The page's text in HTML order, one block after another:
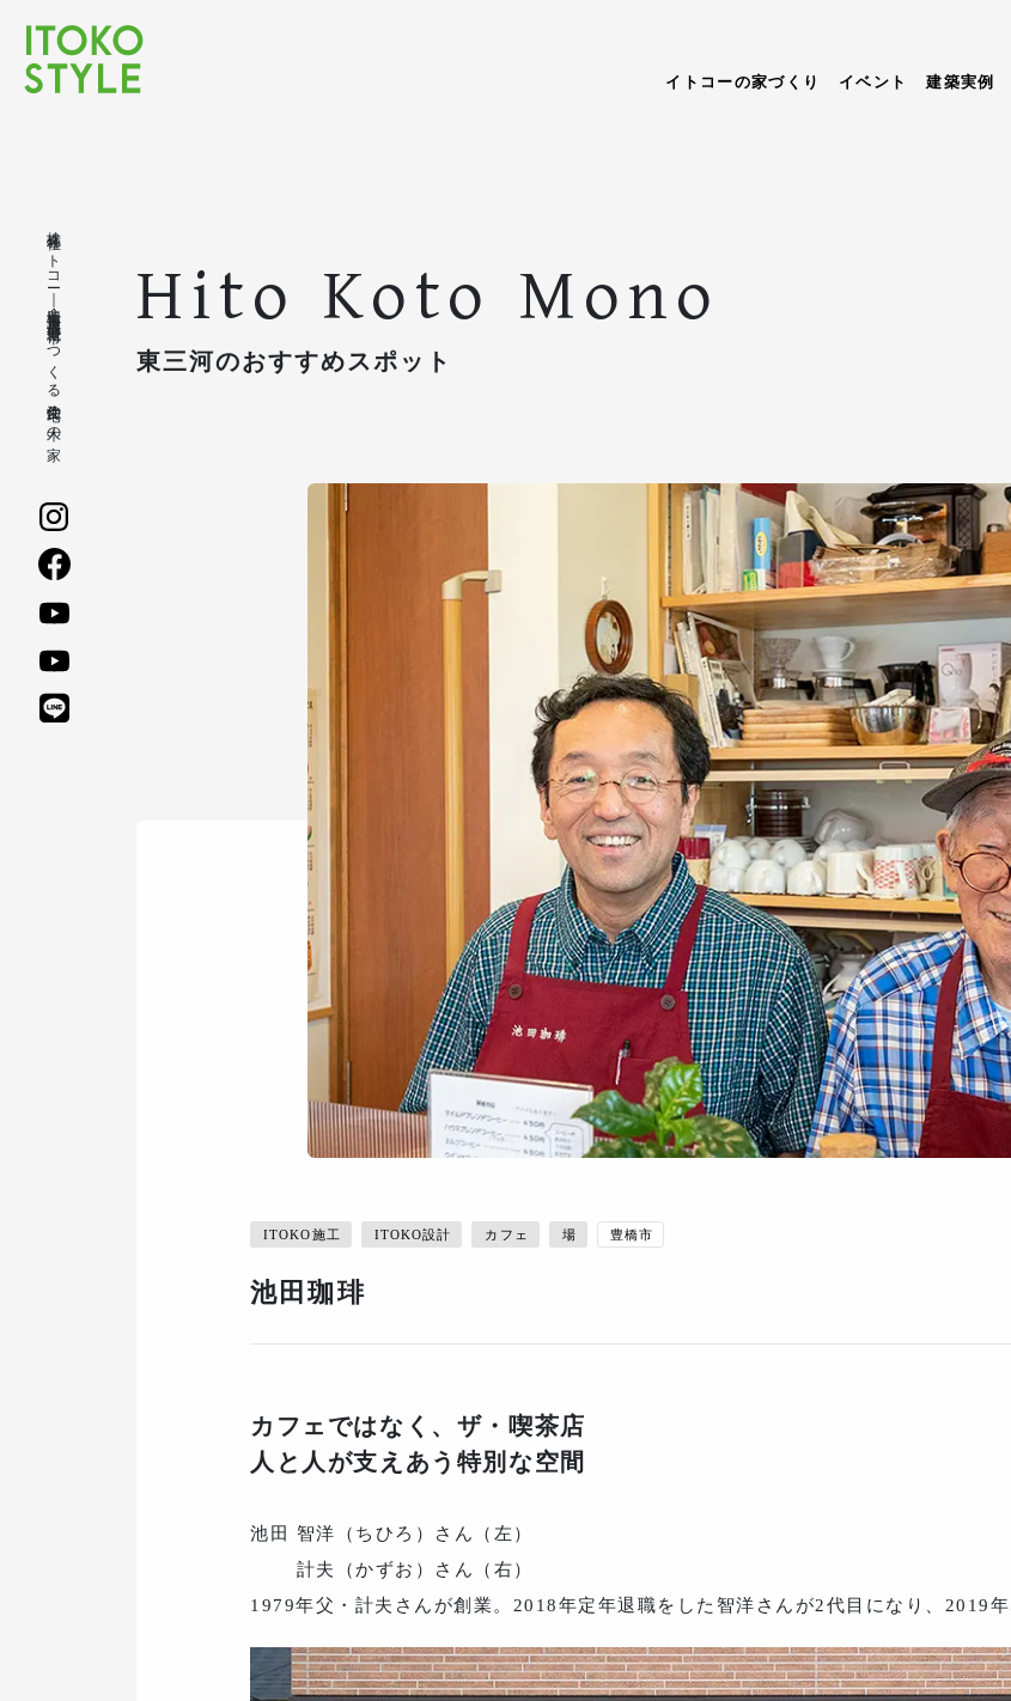
イトコーの家づくり イベント 建築実例
株式会社イトコー｜豊橋市・豊川市・蒲郡市・新城市でつくる注文住宅の木の家 Hito Koto Mono
東三河のおすすめスポット
ITOKO施工 ITOKO設計 カフェ 場 豊橋市
池田珈琲
カフェではなく、ザ・喫茶店
人と人が支えあう特別な空間
池田 智洋（ちひろ）さん（左）
計夫（かずお）さん（右）
1979年父・計夫さんが創業。2018年定年退職をした智洋さんが2代目になり、2019年